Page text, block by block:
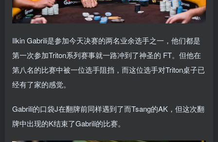
Ilkin Gabrili是参加今天决赛的两名业余选手之一，他们都是
第一次参加Triton系列赛事就一路冲到了神圣的 FT。但他在
第八名的比赛中被一位选手阻挡，而这位选手对Triton桌子已
经有了家的感觉。
Gabrili的口袋J在翻牌前同样遇到了而Tsang的AK，但这次翻
牌中出现的K结束了Gabrili的比赛。